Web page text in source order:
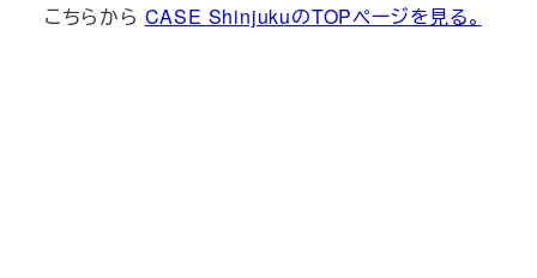
こちらから CASE ShinjukuのTOPページを見る。